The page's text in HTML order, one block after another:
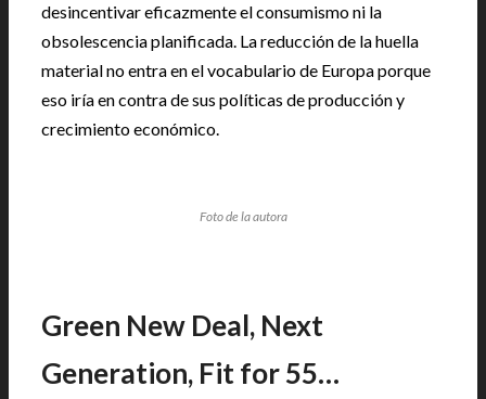
desincentivar eficazmente el consumismo ni la
obsolescencia planificada. La reducción de la huella
material no entra en el vocabulario de Europa porque
eso iría en contra de sus políticas de producción y
crecimiento económico.
Foto de la autora
Green New Deal, Next
Generation, Fit for 55…